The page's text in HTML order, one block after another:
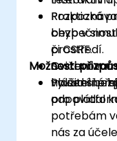
či CSRF.
Sestavovat
využitelné
pro
Praktická
chyb v
prostředí.
Cvičení
hlášení
Možnosti
Pokud si
odpovídal
potřebám
nás za